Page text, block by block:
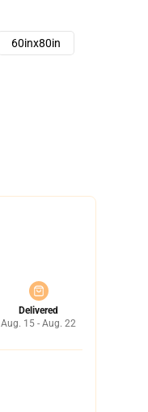
60inx80in
Delivered
Aug. 15 - Aug. 22